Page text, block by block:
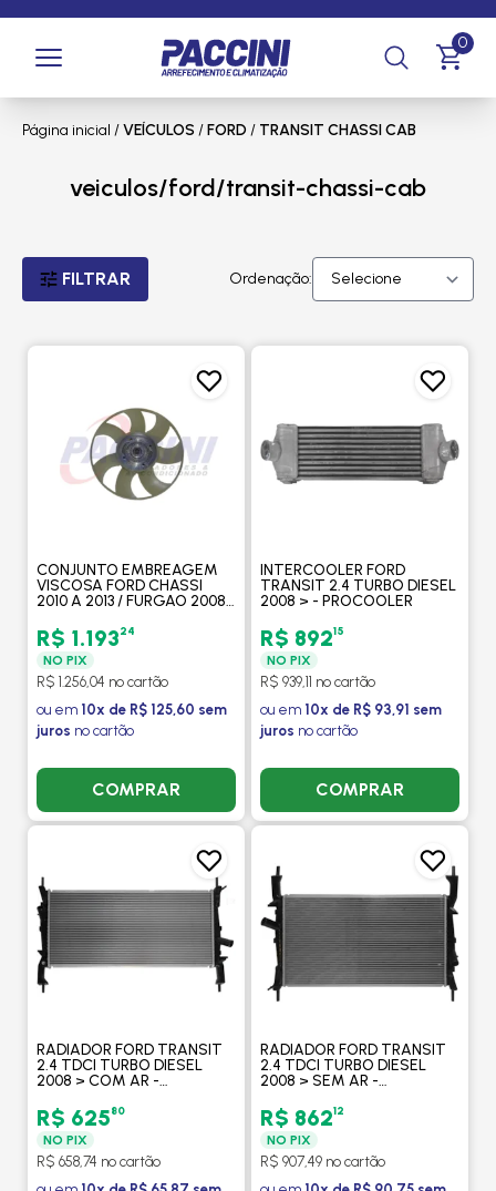
0
Página inicial /VEÍCULOS /FORD / TRANSIT CHASSI CAB
veiculos/ford/transit-chassi-cab
FILTRAR Ordenação:
CONJUNTO EMBREAGEM
VISCOSA FORD CHASSI
2010 A 2013 / FURGAO 2008
PUMA 2.2 CR TC - MODEFER
R$ 1.19324
NO PIX
R$ 1.256,04 no cartão
ou em 10x de R$ 125,60 sem
juros no cartão
COMPRAR
INTERCOOLER FORD
TRANSIT 2.4 TURBO DIESEL
2008 > - PROCOOLER
R$ 89215
NO PIX
R$ 939,11 no cartão
ou em 10x de R$ 93,91 sem
juros no cartão
COMPRAR
RADIADOR FORD TRANSIT
2.4 TDCI TURBO DIESEL
2008 > COM AR -
R$ 62580
NO PIX
R$ 658,74 no cartão
RADIADOR FORD TRANSIT
2.4 TDCI TURBO DIESEL
2008 > SEM AR -
R$ 86212
NO PIX
R$ 907,49 no cartão